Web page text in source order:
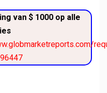
van $ 1000 op alle